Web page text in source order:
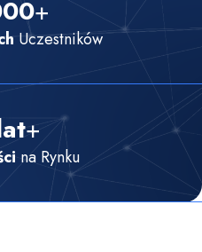
+
Uczestników
+
na Rynku